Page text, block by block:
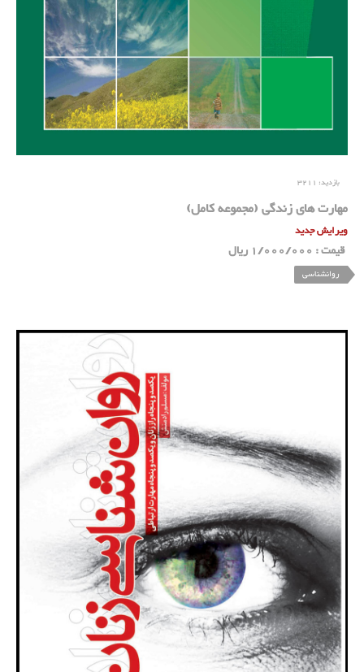
بازدید: 3211
مهارت های زندگی (مجموعه کامل)
ویرایش جدید
قیمت : 1/000/000 ریال
روانشناسی